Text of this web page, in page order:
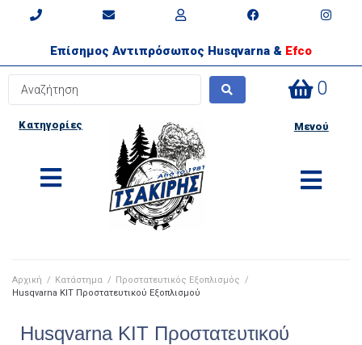
Επίσημος Αντιπρόσωπος Husqvarna & Efco
0
Κατηγορίες Μενού
Αρχική / Κατάστημα / Προστατευτικός Εξοπλισμός /
Husqvarna ΚΙΤ Προστατευτικού Εξοπλισμού
Husqvarna ΚΙΤ Προστατευτικού